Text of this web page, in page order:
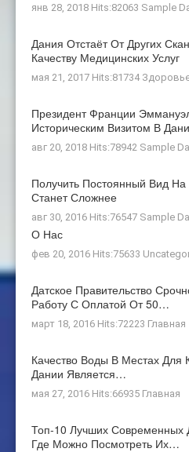
янв 28, 2018 Hits:82063 Sample
Дания Отстаёт От Других
Качеству Медицинских Услуг
мая 21, 2017 Hits:81734
Президент Франции
Историческим Визитом В
авг 20, 2018 Hits:78942 Sample
Получить Постоянный Вид
Станет Сложнее
авг 30, 2016 Hits:76547 Sample
О Нас
фев 20, 2016 Hits:75633
Датское Правительство
Работу С Оплатой От 50…
март 18, 2016 Hits:72223 Главная
Качество Воды В Местах Для
Дании Является…
мая 27, 2016 Hits:66935 Главная
Топ-10 Лучших Современных
Где Можно Посмотреть Их…